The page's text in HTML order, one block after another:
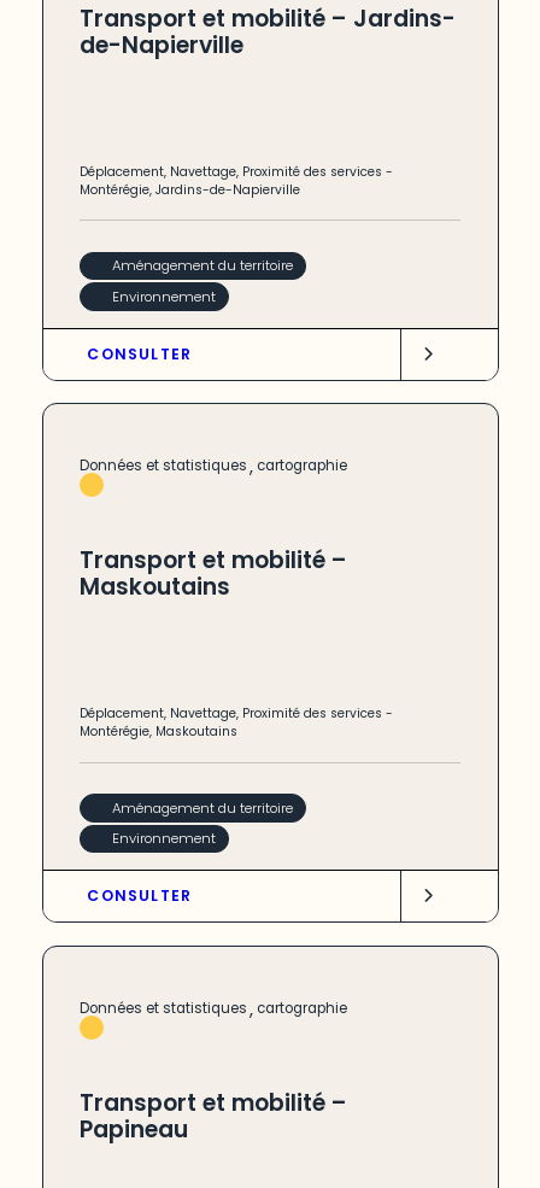
Transport et mobilité – Jardins-
de-Napierville
Déplacement, Navettage, Proximité des services -
Montérégie,Jardins-de-Napierville
Aménagement du territoire
Environnement
CONSULTER
Données et statistiques, cartographie
Transport et mobilité –
Maskoutains
Déplacement, Navettage, Proximité des services -
Montérégie, Maskoutains
Aménagement du territoire
Environnement
CONSULTER
Données et statistiques, cartographie
Transport et mobilité –
Papineau